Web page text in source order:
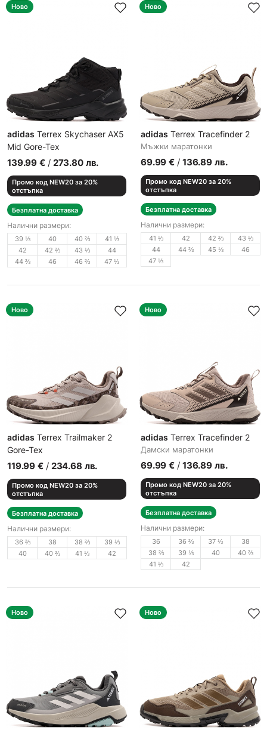
Ново
adidas Terrex Skychaser AX5
Mid Gore-Tex
Мъжки спортни обувки
139.99 € / 273.80 лв.
Промо код NEW20 за 20%
отстъпка
Безплатна доставка
Налични размери:
39 ⅓ 40 40 ⅔
41 ⅓
42
42 ⅔ 43 ⅓
44
44 ⅔
46 46 ⅔ 47 ⅓
Ново
adidas Terrex Tracefinder 2
Мъжки маратонки
69.99 € / 136.89 лв.
Промо код NEW20 за 20%
отстъпка
Безплатна доставка
Налични размери:
41 ⅓ 42 42 ⅔
43 ⅓
44
44 ⅔ 45 ⅓
46
47 ⅓
Ново
adidas Terrex Trailmaker 2
Gore-Tex
Дамски спортни обувки
119.99 € / 234.68 лв.
Промо код NEW20 за 20%
отстъпка
Безплатна доставка
Налични размери:
36 ⅔ 38 38 ⅔
39 ⅓
40
40 ⅔ 41 ⅓ 42
Ново
adidas Terrex Tracefinder 2
Дамски маратонки
69.99 € / 136.89 лв.
Промо код NEW20 за 20%
отстъпка
Безплатна доставка
Налични размери:
36 36 ⅔ 37 ⅓
38
38 ⅔
39 ⅓ 40
40 ⅔
41 ⅓
42
Ново Ново